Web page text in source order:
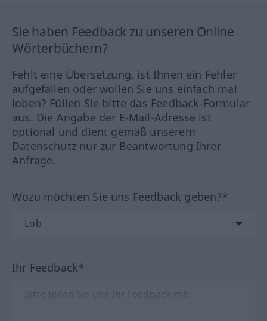
Sie haben Feedback zu unseren Online
Wörterbüchern?
Fehlt eine Übersetzung, ist Ihnen ein Fehler
aufgefallen oder wollen Sie uns einfach mal
loben? Füllen Sie bitte das Feedback-Formular
aus. Die Angabe der E-Mail-Adresse ist
optional und dient gemäß unserem
Datenschutz nur zur Beantwortung Ihrer
Anfrage.
Wozu möchten Sie uns Feedback geben?*
Ihr Feedback*